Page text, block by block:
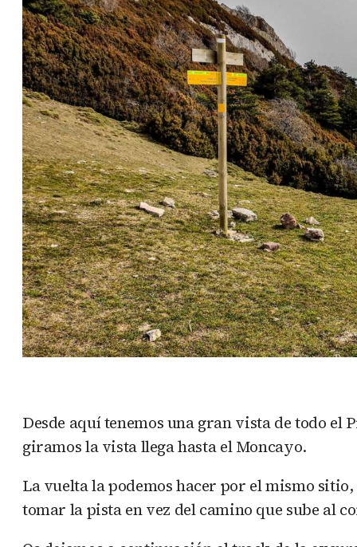
Desde aquí tenemos una gran vista de todo el
giramos la vista llega hasta el Moncayo.
La vuelta la podemos hacer por el mismo
tomar la pista en vez del camino que sube al